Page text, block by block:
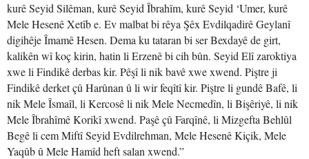
kurê Seyid Silêman, kurê Seyid Îbrahîm, kurê Seyid ‘Umer, kurê
Mele Hesenê Xetîb e. Ev malbat bi rêya Şêx Evdilqadirê Geylanî
digihêje Îmamê Hesen. Dema ku tataran bi ser Bexdayê de girt,
kalikên wî koç kirin, hatin li Erzenê bi cih bûn. Seyid Elî zaroktiya
xwe li Findikê derbas kir. Pêşî li nik bavê xwe xwend. Piştre ji
Findikê derket çû Harûnan û li wir feqîtî kir. Piştre li gundê Bafê, li
nik Mele Îsmaîl, li Kercosê li nik Mele Necmedîn, li Bişêriyê, li nik
Mele Îbrahîmê Korikî xwend. Paşê çû Farqînê, li Mizgefta Behlûl
Begê li cem Miftî Seyid Evdilrehman, Mele Hesenê Kiçik, Mele
Yaqûb û Mele Hamîd heft salan xwend.”